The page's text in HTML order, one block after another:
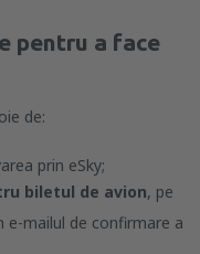
pentru a face
de:
prin eSky;
biletul de avion, pe
e-mailul de confirmare a